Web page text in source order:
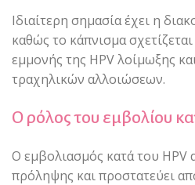
Ιδιαίτερη σημασία έχει η
καθώς το κάπνισμα
εμμονής της HPV λοίμωξης
τραχηλικών αλλοιώσεων.
Ο ρόλος του εμβολίου
Ο εμβολιασμός κατά του HPV
πρόληψης και προστατεύει